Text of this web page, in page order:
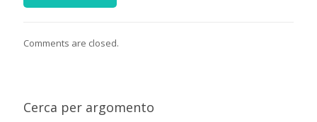
Comments are closed.
Cerca per argomento